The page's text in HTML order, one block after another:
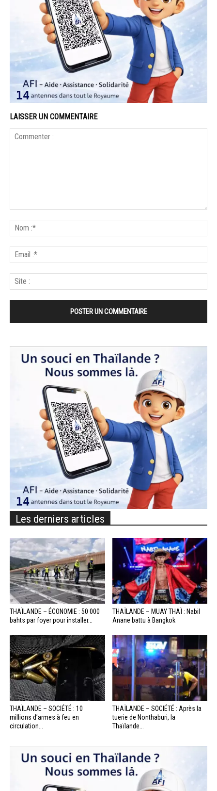
LAISSER UN COMMENTAIRE
Les derniers articles
THAÏLANDE – ÉCONOMIE : 50 000
bahts par foyer pour installer...
THAÏLANDE – MUAY THAÏ : Nabil
Anane battu à Bangkok
THAÏLANDE – SOCIÉTÉ : 10
millions d’armes à feu en
circulation...
THAÏLANDE – SOCIÉTÉ : Après la
tuerie de Nonthaburi, la
Thaïlande...